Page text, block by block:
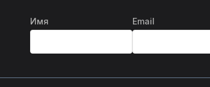
Имя Email